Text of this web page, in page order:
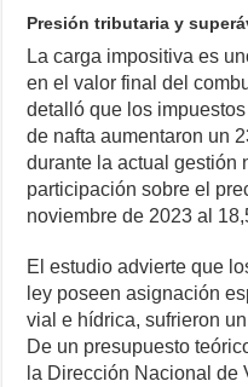
Presión tributaria y
La carga impositiva es
en el valor final del
detalló que los
de nafta aumentaron un
durante la actual gestión
participación sobre el
noviembre de 2023 al
El estudio advierte que
ley poseen asignación
vial e hídrica, sufrieron
De un presupuesto
la Dirección Nacional de